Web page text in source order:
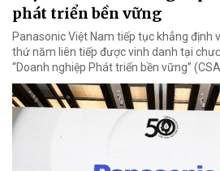
phát triển bền vững
Panasonic Việt Nam tiếp tục khẳng định
thứ năm liên tiếp được vinh danh tại
“Doanh nghiệp Phát triển bền vững”